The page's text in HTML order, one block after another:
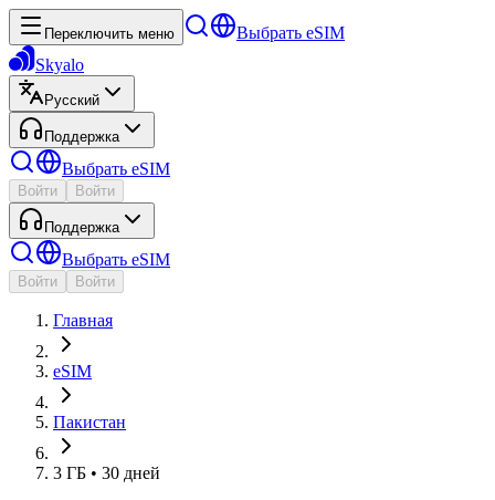
Переключить меню
Выбрать eSIM
Skyalo
Русский
Поддержка
Выбрать eSIM
Войти Войти
Поддержка
Выбрать eSIM
Войти Войти
Главная
eSIM
Пакистан
3 ГБ • 30 дней